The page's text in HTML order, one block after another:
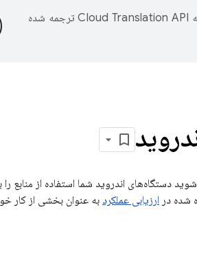
ترجمه شده
دستگاه‌های اندروید شما استفاده از منابع را
شده در ارزیابی عملکرد به عنوان بخشی از کار